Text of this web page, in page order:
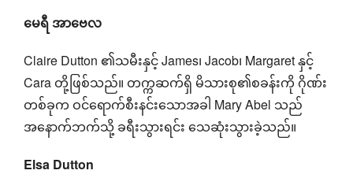
မေရီ အာဗေလ
Claire Dutton ၏သမီးနှင့် James၊ Jacob၊ Margaret နှင့်
Cara တို့ဖြစ်သည်။ တက္ကဆက်ရှိ မိသားစု၏စခန်းကို ဂိုဏ်း
တစ်ခုက ဝင်ရောက်စီးနင်းသောအခါ Mary Abel သည်
အနောက်ဘက်သို့ ခရီးသွားရင်း သေဆုံးသွားခဲ့သည်။
Elsa Dutton